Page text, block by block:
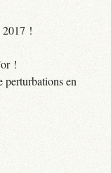
2017 !
!
perturbations en